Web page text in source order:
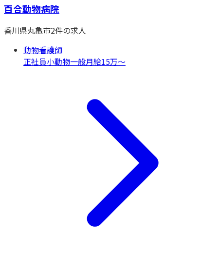
百合動物病院
香川県丸亀市2件の求人
動物看護師
正社員小動物一般月給15万〜